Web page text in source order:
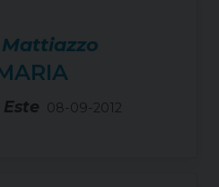
08-09-2012